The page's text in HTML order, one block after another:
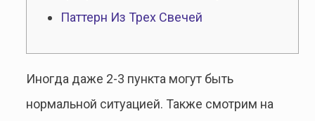
Паттерн Из Трех Свечей
Иногда даже 2-3 пункта могут быть
нормальной ситуацией. Также смотрим на